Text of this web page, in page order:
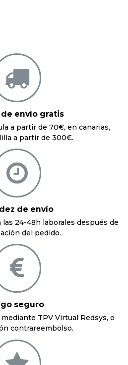
de envío gratis
a partir de 70€, en canarias,
a partir de 300€.
de envío
24-48h laborales después de
del pedido.
seguro
TPV Virtual Redsys, o
contrareembolso.